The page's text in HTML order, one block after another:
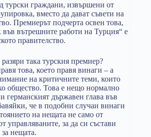
турски граждани, извършени от
вместо да дават съвети на
Премиерът подчерта освен това,
във вътрешните работи на Турция“ е
правителство.
така турския премиер?
това, което правя винаги – а
на критичните теми, които
общество. Това е нещо нормално
германският държавен глава във
че в подобни случаи винаги
на нещата не само от
управляваните, за да си състави
за нещата.